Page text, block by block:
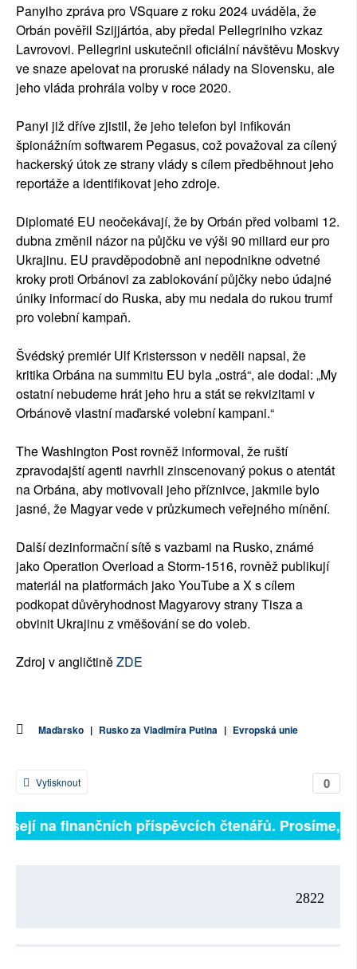
Panyiho zpráva pro VSquare z roku 2024 uváděla, že
Orbán pověřil Szijjártóa, aby předal Pellegriniho vzkaz
Lavrovovi. Pellegrini uskutečnil oficiální návštěvu Moskvy
ve snaze apelovat na proruské nálady na Slovensku, ale
jeho vláda prohrála volby v roce 2020.
Panyi již dříve zjistil, že jeho telefon byl infikován
špionážním softwarem Pegasus, což považoval za cílený
hackerský útok ze strany vlády s cílem předběhnout jeho
reportáže a identifikovat jeho zdroje.
Diplomaté EU neočekávají, že by Orbán před volbami 12.
dubna změnil názor na půjčku ve výši 90 miliard eur pro
Ukrajinu. EU pravděpodobně ani nepodnikne odvetné
kroky proti Orbánovi za zablokování půjčky nebo údajné
úniky informací do Ruska, aby mu nedala do rukou trumf
pro volební kampaň.
Švédský premiér Ulf Kristersson v neděli napsal, že
kritika Orbána na summitu EU byla „ostrá“, ale dodal: „My
ostatní nebudeme hrát jeho hru a stát se rekvizitami v
Orbánově vlastní maďarské volební kampani.“
The Washington Post rovněž informoval, že ruští
zpravodajští agenti navrhli zinscenovaný pokus o atentát
na Orbána, aby motivovali jeho příznivce, jakmile bylo
jasné, že Magyar vede v průzkumech veřejného mínění.
Další dezinformační sítě s vazbami na Rusko, známé
jako Operation Overload a Storm-1516, rovněž publikují
materiál na platformách jako YouTube a X s cílem
podkopat důvěryhodnost Magyarovy strany Tisza a
obvinit Ukrajinu z vměšování se do voleb.
Zdroj v angličtiněZDE
Maďarsko | Rusko za Vladimíra Putina | Evropská unie
0
Vytisknout
na finančních příspěvcích čtenářů. Prosíme,
2822